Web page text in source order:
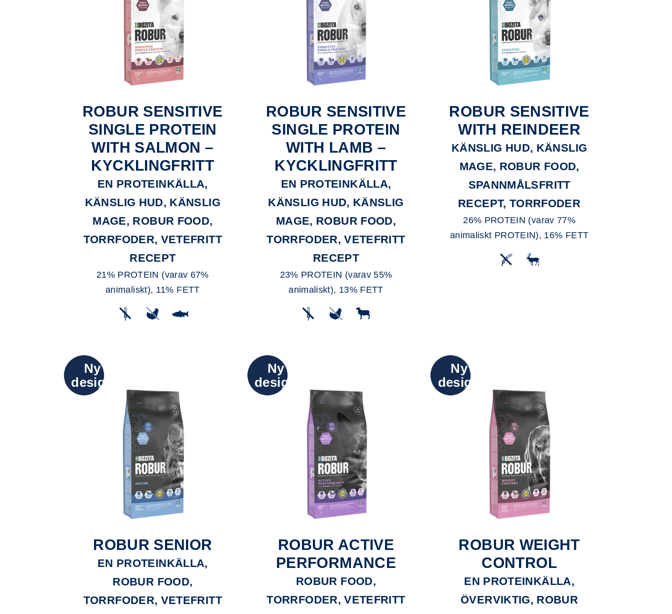
ROBUR SENSITIVE
SINGLE PROTEIN
WITH SALMON –
KYCKLINGFRITT
EN PROTEINKÄLLA,
KÄNSLIG HUD, KÄNSLIG
MAGE, ROBUR FOOD,
TORRFODER, VETEFRITT
RECEPT
21% PROTEIN (varav 67%
animaliskt), 11% FETT
ROBUR SENSITIVE
SINGLE PROTEIN
WITH LAMB –
KYCKLINGFRITT
EN PROTEINKÄLLA,
KÄNSLIG HUD, KÄNSLIG
MAGE, ROBUR FOOD,
TORRFODER, VETEFRITT
RECEPT
23% PROTEIN (varav 55%
animaliskt), 13% FETT
ROBUR SENSITIVE
WITH REINDEER
KÄNSLIG HUD, KÄNSLIG
MAGE, ROBUR FOOD,
SPANNMÅLSFRITT
RECEPT, TORRFODER
26% PROTEIN (varav 77%
animaliskt PROTEIN), 16% FETT
Ny
design
ROBUR SENIOR
EN PROTEINKÄLLA,
ROBUR FOOD,
TORRFODER, VETEFRITT
Ny
design
ROBUR ACTIVE
PERFORMANCE
ROBUR FOOD,
TORRFODER, VETEFRITT
Ny
design
ROBUR WEIGHT
CONTROL
EN PROTEINKÄLLA,
ÖVERVIKTIG, ROBUR